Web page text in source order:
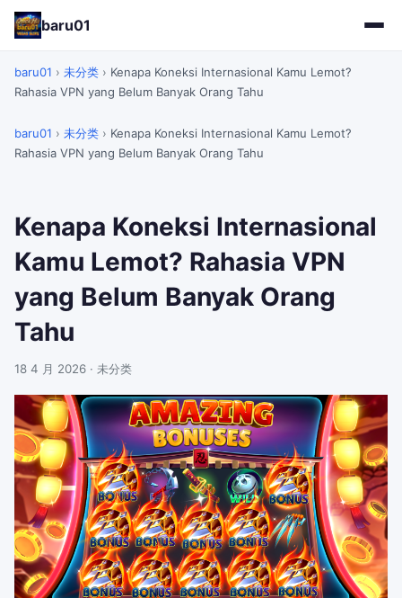
baru01
baru01 › 未分类 › Kenapa Koneksi Internasional Kamu Lemot?
Rahasia VPN yang Belum Banyak Orang Tahu
baru01 › 未分类 › Kenapa Koneksi Internasional Kamu Lemot?
Rahasia VPN yang Belum Banyak Orang Tahu
Kenapa Koneksi Internasional
Kamu Lemot? Rahasia VPN
yang Belum Banyak Orang
Tahu
18 4 月 2026 · 未分类